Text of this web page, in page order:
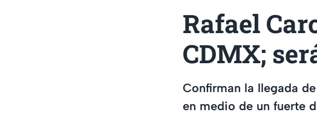
Rafael
CDMX;
Confirman la llegada
en medio de un fuerte